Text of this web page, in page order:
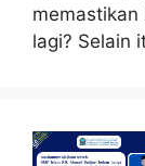
lagi? Selain